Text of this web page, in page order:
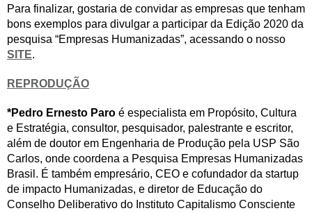
Para finalizar, gostaria de convidar as empresas que tenham
bons exemplos para divulgar a participar da Edição 2020 da
pesquisa “Empresas Humanizadas”, acessando o nosso
SITE.
REPRODUÇÃO
*Pedro Ernesto Paro é especialista em Propósito, Cultura
e Estratégia, consultor, pesquisador, palestrante e escritor,
além de doutor em Engenharia de Produção pela USP São
Carlos, onde coordena a Pesquisa Empresas Humanizadas
Brasil. É também empresário, CEO e cofundador da startup
de impacto Humanizadas, e diretor de Educação do
Conselho Deliberativo do Instituto Capitalismo Consciente